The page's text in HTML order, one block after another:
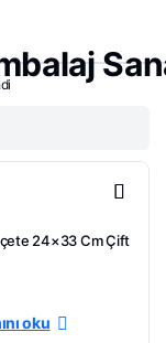
24×33 Cm Çift
oku